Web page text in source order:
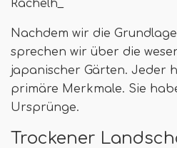
Rachelh_
Nachdem wir die
sprechen wir über die
japanischer Gärten. Jeder
primäre Merkmale. Sie
Ursprünge.
Trockener